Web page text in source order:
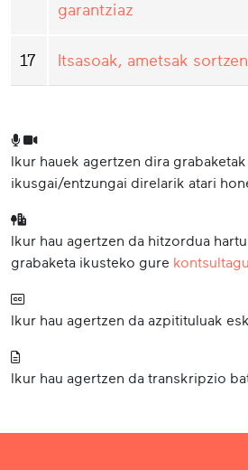
garantziaz
17 Itsasoak, ametsak sortzen
Ikur hauek agertzen dira
ikusgai/entzungai direlarik atari
Ikur hau agertzen da hitzordua
grabaketa ikusteko gure
Ikur hau agertzen da azpitituluak
Ikur hau agertzen da transkripzio